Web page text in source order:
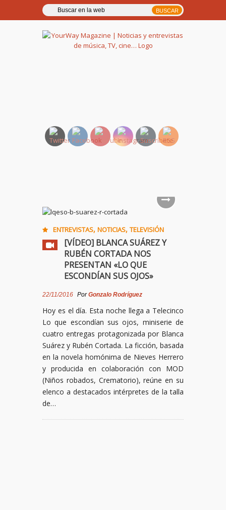
ENTREVISTAS, NOTICIAS, TELEVISIÓN
[VÍDEO] BLANCA SUÁREZ Y
RUBÉN CORTADA NOS
PRESENTAN «LO QUE
ESCONDÍAN SUS OJOS»
22/11/2016 PorGonzalo Rodríguez
Hoy es el día. Esta noche llega a Telecinco
Lo que escondían sus ojos, miniserie de
cuatro entregas protagonizada por Blanca
Suárez y Rubén Cortada. La ficción, basada
en la novela homónima de Nieves Herrero
y producida en colaboración con MOD
(Niños robados, Crematorio), reúne en su
elenco a destacados intérpretes de la talla
de…